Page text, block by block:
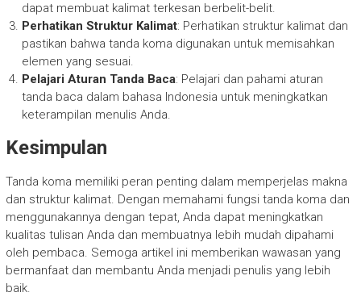
dapat membuat kalimat terkesan berbelit-belit.
Perhatikan Struktur Kalimat: Perhatikan struktur kalimat dan
pastikan bahwa tanda koma digunakan untuk memisahkan
elemen yang sesuai.
Pelajari Aturan Tanda Baca: Pelajari dan pahami aturan
tanda baca dalam bahasa Indonesia untuk meningkatkan
keterampilan menulis Anda.
Kesimpulan
Tanda koma memiliki peran penting dalam memperjelas makna
dan struktur kalimat. Dengan memahami fungsi tanda koma dan
menggunakannya dengan tepat, Anda dapat meningkatkan
kualitas tulisan Anda dan membuatnya lebih mudah dipahami
oleh pembaca. Semoga artikel ini memberikan wawasan yang
bermanfaat dan membantu Anda menjadi penulis yang lebih
baik.